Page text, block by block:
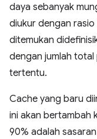
daya sebanyak
diukur dengan rasio
ditemukan
dengan jumlah total
tertentu.
Cache yang baru
ini akan bertambah
90% adalah